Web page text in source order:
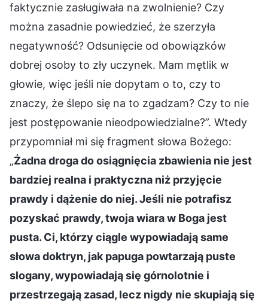
faktycznie zasługiwała na zwolnienie? Czy
można zasadnie powiedzieć, że szerzyła
negatywność? Odsunięcie od obowiązków
dobrej osoby to zły uczynek. Mam mętlik w
głowie, więc jeśli nie dopytam o to, czy to
znaczy, że ślepo się na to zgadzam? Czy to nie
jest postępowanie nieodpowiedzialne?”. Wtedy
przypomniał mi się fragment słowa Bożego:
„Żadna droga do osiągnięcia zbawienia nie jest
bardziej realna i praktyczna niż przyjęcie
prawdy i dążenie do niej. Jeśli nie potrafisz
pozyskać prawdy, twoja wiara w Boga jest
pusta. Ci, którzy ciągle wypowiadają same
słowa doktryn, jak papuga powtarzają puste
slogany, wypowiadają się górnolotnie i
przestrzegają zasad, lecz nigdy nie skupiają się